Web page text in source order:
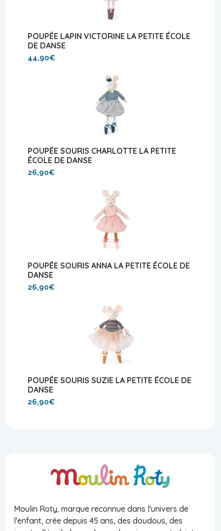
POUPÉE LAPIN VICTORINE LA PETITE ÉCOLE
DE DANSE
44,90€
POUPÉE SOURIS CHARLOTTE LA PETITE
ÉCOLE DE DANSE
26,90€
POUPÉE SOURIS ANNA LA PETITE ÉCOLE DE
DANSE
26,90€
POUPÉE SOURIS SUZIE LA PETITE ÉCOLE DE
DANSE
26,90€
Moulin Roty, marque reconnue dans l'univers de
l'enfant, crée depuis 45 ans, des doudous, des